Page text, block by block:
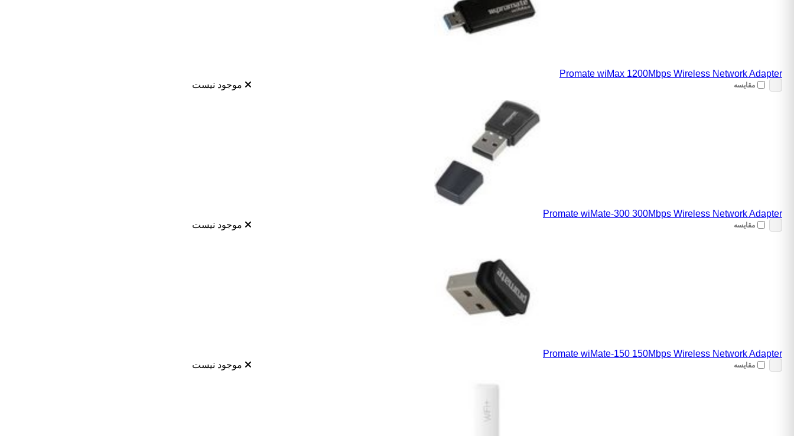
Promate wiMax 1200Mbps Wireless Network Adapter
موجود نیست
مقایسه
Promate wiMate-300 300Mbps Wireless Network Adapter
موجود نیست
مقایسه
Promate wiMate-150 150Mbps Wireless Network Adapter
موجود نیست
مقایسه